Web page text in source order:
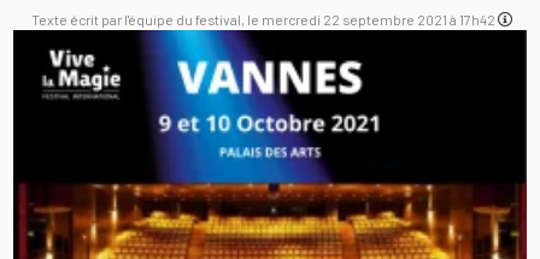
Texte écrit par l'équipe du festival, le mercredi 22 septembre 2021 à 17h42